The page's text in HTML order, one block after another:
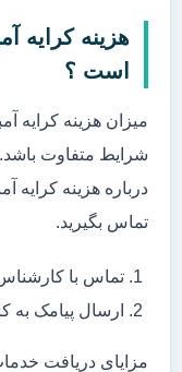
هزینه کرایه
است ؟
میزان هزینه
شرایط متفاوت
درباره هزینه کرایه
تماس بگیرید.
تماس با
ارسال پیامک به
مزایای دریافت